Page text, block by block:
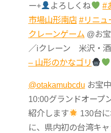
ー+
よろしくね #
市場山形南店 #リニュ
クレーンゲーム @お
／iクレーン 米沢・
– 山形のかなゴリ
@otakamubcdu お宝
10:00グランドオープ
紹介します
130台
に、県内初の台湾キ